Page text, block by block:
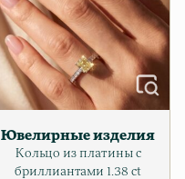
Ювелирные изделия
Кольцо из платины с
бриллиантами 1.38 ct